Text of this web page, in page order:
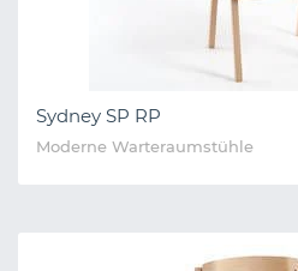
Sydney SP RP
Moderne Warteraumstühle